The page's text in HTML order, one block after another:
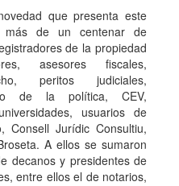
que presenta este
de un centenar de
de la propiedad
asesores fiscales,
peritos judiciales,
de la política, CEV,
usuarios de
Consell Jurídic Consultiu,
A ellos se sumaron
decanos y presidentes de
entre ellos el de notarios,